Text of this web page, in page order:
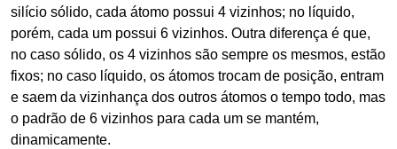
silício sólido, cada átomo possui 4 vizinhos; no líquido,
porém, cada um possui 6 vizinhos. Outra diferença é que,
no caso sólido, os 4 vizinhos são sempre os mesmos, estão
fixos; no caso líquido, os átomos trocam de posição, entram
e saem da vizinhança dos outros átomos o tempo todo, mas
o padrão de 6 vizinhos para cada um se mantém,
dinamicamente.